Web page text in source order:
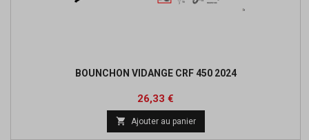
BOUNCHON VIDANGE CRF 450 2024
Prix
26,33 €
 Ajouter au panier